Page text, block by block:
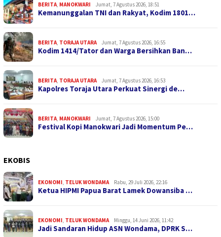
BERITA MANOKWARI Jumat, 7 Agustus 2026, 18:51
Kemanunggalan TNI dan Rakyat, Kodim 1801…
BERITA TORAJA UTARA Jumat, 7 Agustus 2026, 16:55
Kodim 1414/Tator dan Warga Bersihkan Ban…
BERITA TORAJA UTARA Jumat, 7 Agustus 2026, 16:53
Kapolres Toraja Utara Perkuat Sinergi de…
BERITA MANOKWARI Jumat, 7 Agustus 2026, 15:00
Festival Kopi Manokwari Jadi Momentum Pe…
EKOBIS
EKONOMI TELUK WONDAMA Rabu, 29 Juli 2026, 22:16
Ketua HIPMI Papua Barat Lamek Dowansiba …
EKONOMI TELUK WONDAMA Minggu, 14 Juni 2026, 11:42
Jadi Sandaran Hidup ASN Wondama, DPRK S…